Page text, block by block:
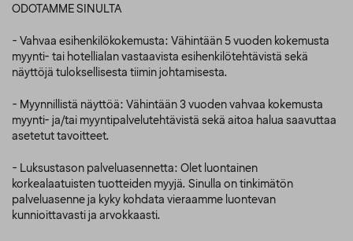
ODOTAMME SINULTA
- Vahvaa esihenkilökokemusta: Vähintään 5 vuoden kokemusta
myynti- tai hotellialan vastaavista esihenkilötehtävistä sekä
näyttöjä tuloksellisesta tiimin johtamisesta.
- Myynnillistä näyttöä: Vähintään 3 vuoden vahvaa kokemusta
myynti- ja/tai myyntipalvelutehtävistä sekä aitoa halua saavuttaa
asetetut tavoitteet.
- Luksustason palveluasennetta: Olet luontainen
korkealaatuisten tuotteiden myyjä. Sinulla on tinkimätön
palveluasenne ja kyky kohdata vieraamme luontevan
kunnioittavasti ja arvokkaasti.